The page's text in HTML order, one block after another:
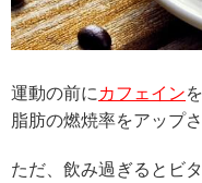
運動の前に カフェイン
脂肪の燃焼率をアップ
ただ、飲み過ぎるとビ